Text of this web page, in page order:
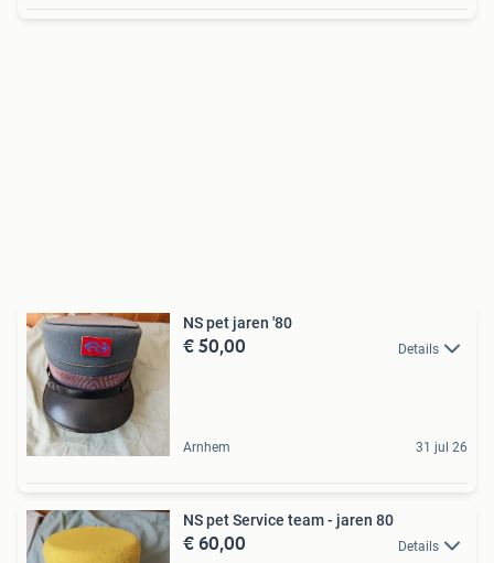
NS pet jaren '80
€ 50,00 Details
Arnhem 31 jul 26
NS pet Service team - jaren 80
€ 60,00 Details